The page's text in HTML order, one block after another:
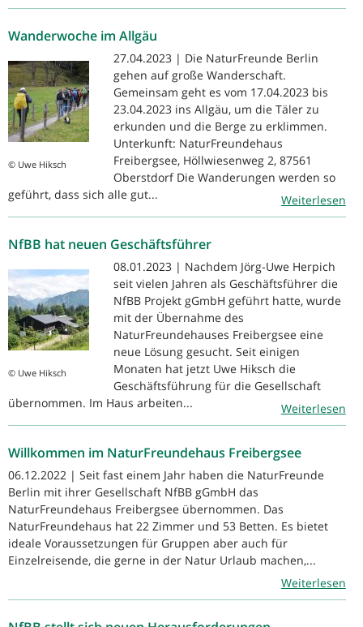
Wanderwoche im Allgäu
© Uwe Hiksch
27.04.2023 | Die NaturFreunde Berlin
gehen auf große Wanderschaft.
Gemeinsam geht es vom 17.04.2023 bis
23.04.2023 ins Allgäu, um die Täler zu
erkunden und die Berge zu erklimmen.
Unterkunft: NaturFreundehaus
Freibergsee, Höllwiesenweg 2, 87561
Oberstdorf Die Wanderungen werden so
geführt, dass sich alle gut...
Weiterlesen
NfBB hat neuen Geschäftsführer
© Uwe Hiksch
08.01.2023 | Nachdem Jörg-Uwe Herpich
seit vielen Jahren als Geschäftsführer die
NfBB Projekt gGmbH geführt hatte, wurde
mit der Übernahme des
NaturFreundehauses Freibergsee eine
neue Lösung gesucht. Seit einigen
Monaten hat jetzt Uwe Hiksch die
Geschäftsführung für die Gesellschaft
übernommen. Im Haus arbeiten...
Weiterlesen
Willkommen im NaturFreundehaus Freibergsee
06.12.2022 | Seit fast einem Jahr haben die NaturFreunde
Berlin mit ihrer Gesellschaft NfBB gGmbH das
NaturFreundehaus Freibergsee übernommen. Das
NaturFreundehaus hat 22 Zimmer und 53 Betten. Es bietet
ideale Voraussetzungen für Gruppen aber auch für
Einzelreisende, die gerne in der Natur Urlaub machen,...
Weiterlesen